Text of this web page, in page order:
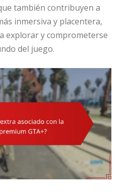
también contribuyen a
inmersiva y placentera,
explorar y comprometerse
del juego.